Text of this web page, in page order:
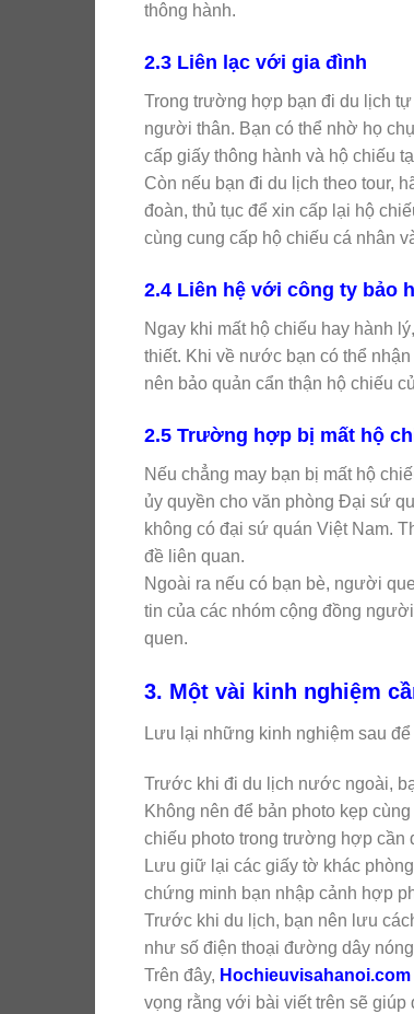
thông hành.
2.3 Liên lạc với gia đình
Trong trường hợp bạn đi du lịch
người thân. Bạn có thể nhờ họ
cấp giấy thông hành và hộ chiếu
Còn nếu bạn đi du lịch theo tour,
đoàn, thủ tục để xin cấp lại hộ
cùng cung cấp hộ chiếu cá nhân
2.4 Liên hệ với công ty bảo
Ngay khi mất hộ chiếu hay hành
thiết. Khi về nước bạn có thể
nên bảo quản cẩn thận hộ chiếu
2.5 Trường hợp bị mất hộ
Nếu chẳng may bạn bị mất hộ
ủy quyền cho văn phòng Đại sứ
không có đại sứ quán Việt Nam.
đề liên quan.
Ngoài ra nếu có bạn bè, người
tin của các nhóm cộng đồng
quen.
3. Một vài kinh nghiệm
Lưu lại những kinh nghiệm sau
Trước khi đi du lịch nước ngoài,
Không nên để bản photo kẹp
chiếu photo trong trường hợp cần
Lưu giữ lại các giấy tờ khác
chứng minh bạn nhập cảnh hợp
Trước khi du lịch, bạn nên lưu
như số điện thoại đường dây
Trên đây, Hochieuvisahanoi.com
vọng rằng với bài viết trên sẽ